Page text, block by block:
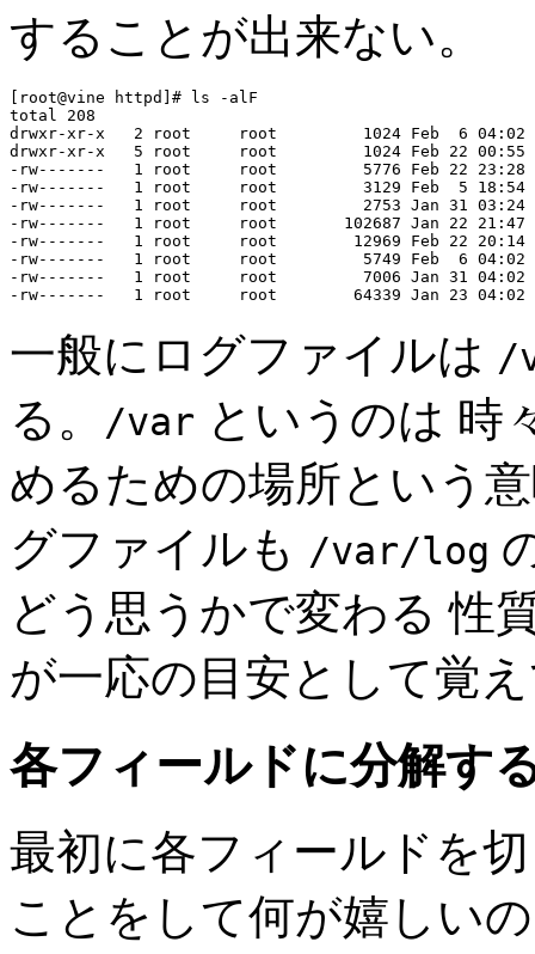
することが出来ない。
[root@vine httpd]# ls -alF
total 208
drwxr-xr-x   2 root     root         1024 Feb  6
drwxr-xr-x   5 root     root         1024 Feb 22
-rw-------   1 root     root         5776 Feb 22 23:28
-rw-------   1 root     root         3129 Feb  5 18:54
-rw-------   1 root     root         2753 Jan 31 03:24
-rw-------   1 root     root       102687 Jan 22 21:47
-rw-------   1 root     root        12969 Feb 22 20:14
-rw-------   1 root     root         5749 Feb  6 04:02
-rw-------   1 root     root         7006 Jan 31 04:02
一般にログファイルは /
る。 /var というのは 時
めるための場所という
グファイルも /var/log
どう思うかで変わる 性
が一応の目安として覚
各フィールドに分解す
最初に各フィールドを
ことをして何が嬉しい